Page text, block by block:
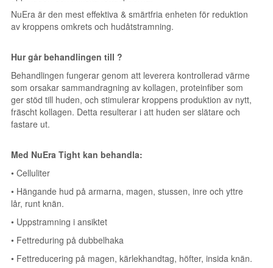
NuEra är den mest effektiva & smärtfria enheten för reduktion
av kroppens omkrets och hudåtstramning.
Hur går behandlingen till ?
Behandlingen fungerar genom att leverera kontrollerad värme
som orsakar sammandragning av kollagen, proteinfiber som
ger stöd till huden, och stimulerar kroppens produktion av nytt,
fräscht kollagen. Detta resulterar i att huden ser slätare och
fastare ut.
Med NuEra Tight kan behandla:
• Celluliter
• Hängande hud på armarna, magen, stussen, inre och yttre
lår, runt knän.
• Uppstramning i ansiktet
• Fettreduring på dubbelhaka
• Fettreducering på magen, kärlekhandtag, höfter, insida knän.